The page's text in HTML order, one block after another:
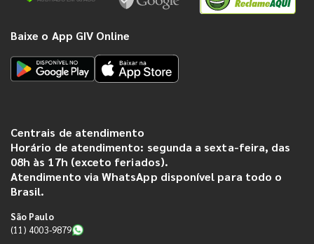
Baixe o App GIV Online
Centrais de atendimento
Horário de atendimento: segunda a sexta-feira, das
08h às 17h (exceto feriados).
Atendimento via WhatsApp disponível para todo o
Brasil.
São Paulo
(11) 4003-9879